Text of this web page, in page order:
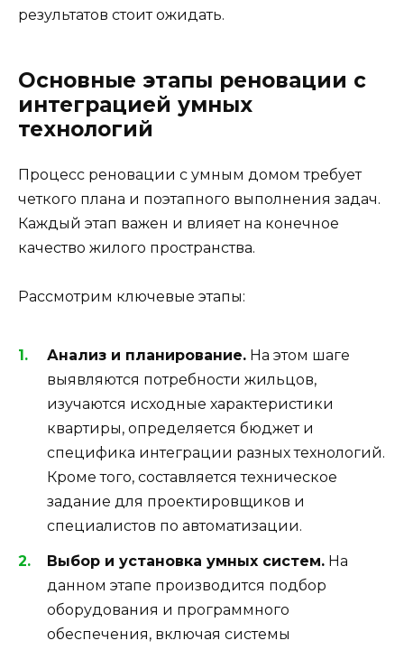
результатов стоит ожидать.
Основные этапы реновации с
интеграцией умных
технологий
Процесс реновации с умным домом требует
четкого плана и поэтапного выполнения задач.
Каждый этап важен и влияет на конечное
качество жилого пространства.
Рассмотрим ключевые этапы:
Анализ и планирование. На этом шаге
выявляются потребности жильцов,
изучаются исходные характеристики
квартиры, определяется бюджет и
специфика интеграции разных технологий.
Кроме того, составляется техническое
задание для проектировщиков и
специалистов по автоматизации.
Выбор и установка умных систем. На
данном этапе производится подбор
оборудования и программного
обеспечения, включая системы